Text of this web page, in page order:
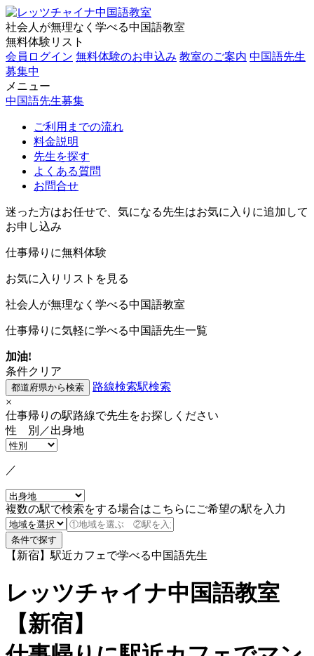
社会人が無理なく学べる中国語教室
無料体験リスト
会員ログイン 無料体験のお申込み 教室のご案内 中国語先生
募集中
メニュー
中国語先生募集
ご利用までの流れ
料金説明
先生を探す
よくある質問
お問合せ
迷った方はお任せで、気になる先生はお気に入りに追加して
お申し込み
仕事帰りに無料体験
お気に入りリストを見る
社会人が無理なく学べる中国語教室
仕事帰りに気軽に学べる中国語先生一覧
加油!
条件クリア
路線検索駅検索
×
仕事帰りの駅路線で先生をお探しください
性 別／出身地
／
複数の駅で検索をする場合はこちらにご希望の駅を入力
【新宿】駅近カフェで学べる中国語先生
レッツチャイナ中国語教室
【新宿】